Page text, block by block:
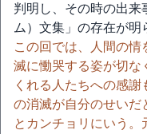
判明し、その時の出来
ム）文集」の存在が明
この回では、人間の
滅に慟哭する姿が切な
くれる人たちへの感
の消滅が自分のせいだ
とカンチョリにいう。